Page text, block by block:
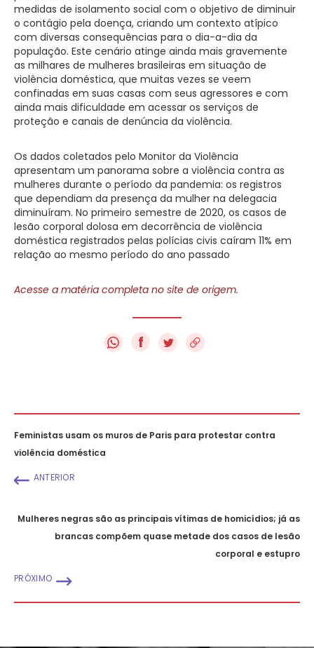
medidas de isolamento social com o objetivo de diminuir
o contágio pela doença, criando um contexto atípico
com diversas consequências para o dia-a-dia da
população. Este cenário atinge ainda mais gravemente
as milhares de mulheres brasileiras em situação de
violência doméstica, que muitas vezes se veem
confinadas em suas casas com seus agressores e com
ainda mais dificuldade em acessar os serviços de
proteção e canais de denúncia da violência.
Os dados coletados pelo Monitor da Violência
apresentam um panorama sobre a violência contra as
mulheres durante o período da pandemia: os registros
que dependiam da presença da mulher na delegacia
diminuíram. No primeiro semestre de 2020, os casos de
lesão corporal dolosa em decorrência de violência
doméstica registrados pelas polícias civis caíram 11% em
relação ao mesmo período do ano passado
Acesse a matéria completa no site de origem.
f
Feministas usam os muros de Paris para protestar contra
violência doméstica
ANTERIOR
Mulheres negras são as principais vítimas de homicídios; já as
brancas compõem quase metade dos casos de lesão
corporal e estupro
PRÓXIMO